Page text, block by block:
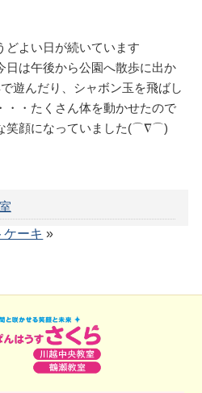
どよい日が続いています
日は午後から公園へ散歩に出か
遊んだり、シャボン玉を飛ばし
・・たくさん体を動かせたので
笑顔になっていました(⌒∇⌒)
ケーキ »